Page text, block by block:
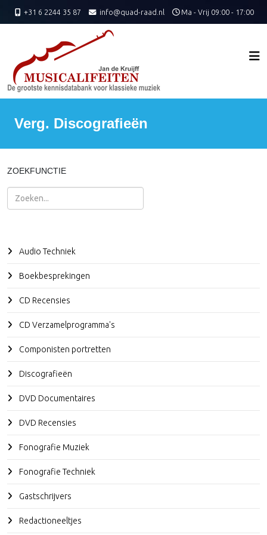
+31 6 2244 35 87 info@quad-raad.nl Ma - Vrij 09:00 - 17:00
Verg. Discografieën
ZOEKFUNCTIE
Zoeken
Audio Techniek
Boekbesprekingen
CD Recensies
CD Verzamelprogramma's
Componisten portretten
Discografieën
DVD Documentaires
DVD Recensies
Fonografie Muziek
Fonografie Techniek
Gastschrijvers
Redactioneeltjes